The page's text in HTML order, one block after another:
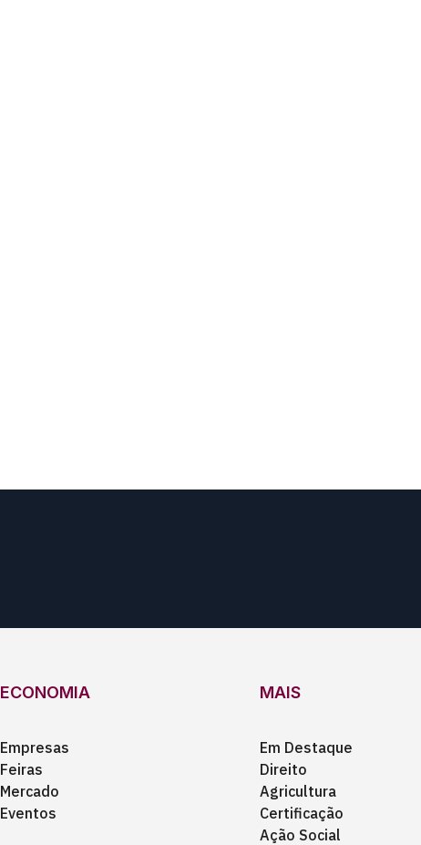
ECONOMIA
Empresas
Feiras
Mercado
Eventos
MAIS
Em Destaque
Direito
Agricultura
Certificação
Ação Social